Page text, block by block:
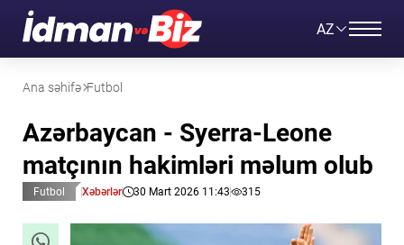
AZ
Ana səhifə Futbol
Azərbaycan - Syerra-Leone
matçının hakimləri məlum olub
Futbol Xəbərlər 30 Mart 2026 11:43 315